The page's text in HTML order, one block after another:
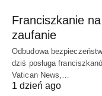
Franciszkanie
zaufanie
Odbudowa
dziś posługa
Vatican News,…
1 dzień ago